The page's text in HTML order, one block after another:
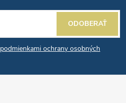
podmienkami ochrany osobných
ODOBERAŤ